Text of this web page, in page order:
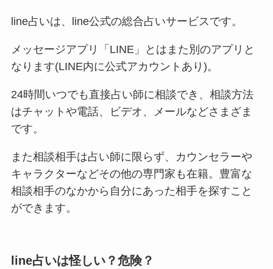
line占いは、line公式の総合占いサービスです。
メッセージアプリ「LINE」とはまた別のアプリと
なります(LINE内に公式アカウントあり)。
24時間いつでも直接占い師に相談でき、相談方法
はチャットや電話、ビデオ、メールなどさまざま
です。
また相談相手は占い師に限らず、カウンセラーや
キャラクターなどその他の専門家も在籍。豊富な
相談相手のなかから自分にあった相手を探すこと
ができます。
line占いは怪しい？危険？